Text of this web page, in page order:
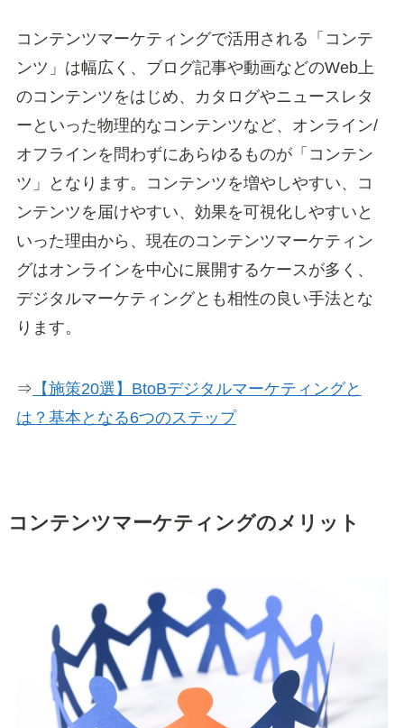
コンテンツマーケティングで活用される「コンテ
ンツ」は幅広く、ブログ記事や動画などのWeb上
のコンテンツをはじめ、カタログやニュースレタ
ーといった物理的なコンテンツなど、オンライン/
オフラインを問わずにあらゆるものが「コンテン
ツ」となります。コンテンツを増やしやすい、コ
ンテンツを届けやすい、効果を可視化しやすいと
いった理由から、現在のコンテンツマーケティン
グはオンラインを中心に展開するケースが多く、
デジタルマーケティングとも相性の良い手法とな
ります。
⇒ 【施策20選】BtoBデジタルマーケティングと
は？基本となる6つのステップ
コンテンツマーケティングのメリット